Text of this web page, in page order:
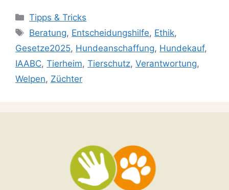
Tipps & Tricks
Beratung, Entscheidungshilfe, Ethik,
Gesetze2025, Hundeanschaffung, Hundekauf,
IAABC, Tierheim, Tierschutz, Verantwortung,
Welpen, Züchter